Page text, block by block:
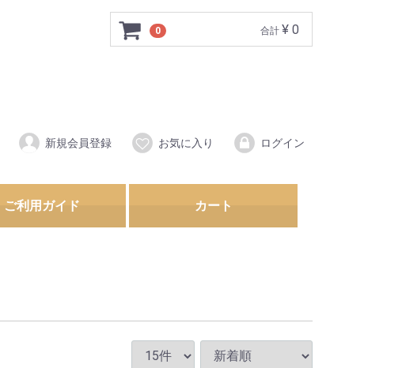
0 合計 ¥ 0
新規会員登録 お気に入り ログイン
ご利用ガイド カート